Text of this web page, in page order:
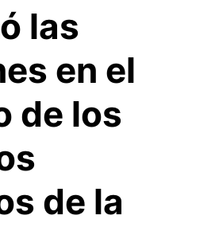
las
en el
de los
de la